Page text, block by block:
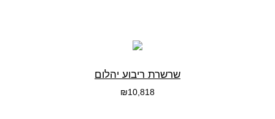
שרשרת ריבוע יהלום
₪10,818